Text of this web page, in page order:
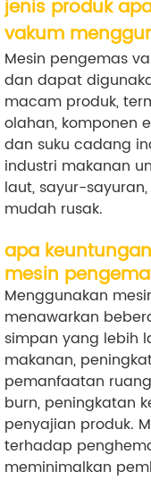
jenis produk
vakum
Mesin pengemas
dan dapat
macam produk,
olahan, komponen
dan suku cadang
industri makanan
laut, sayur-
mudah rusak.
apa
mesin
Menggunakan
menawarkan
simpan yang lebih
makanan,
pemanfaatan
burn, peningkatan
penyajian produk.
terhadap
meminimalkan